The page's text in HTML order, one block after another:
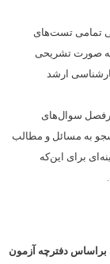
تمامی تست‌های
ارشد
سوال‌های
به مسائل و مطالب
برای این‌که
دفترچه آزمون